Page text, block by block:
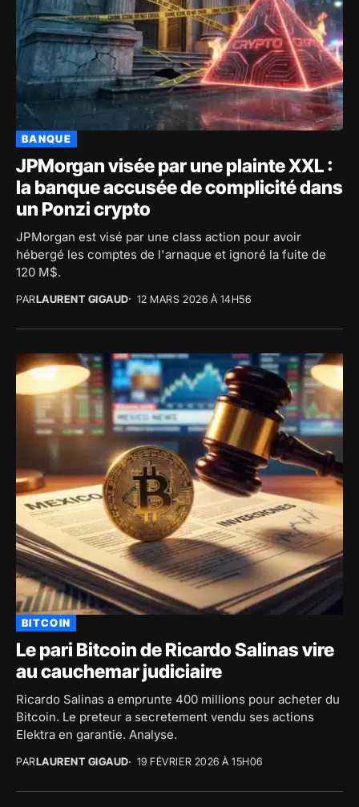
BANQUE
JPMorgan visée par une plainte XXL :
la banque accusée de complicité dans
un Ponzi crypto
JPMorgan est visé par une class action pour avoir
hébergé les comptes de l'arnaque et ignoré la fuite de
120 M$.
PARLAURENT GIGAUD 12 MARS 2026 À 14H56
BITCOIN
Le pari Bitcoin de Ricardo Salinas vire
au cauchemar judiciaire
Ricardo Salinas a emprunte 400 millions pour acheter du
Bitcoin. Le preteur a secretement vendu ses actions
Elektra en garantie. Analyse.
PARLAURENT GIGAUD 19 FÉVRIER 2026 À 15H06